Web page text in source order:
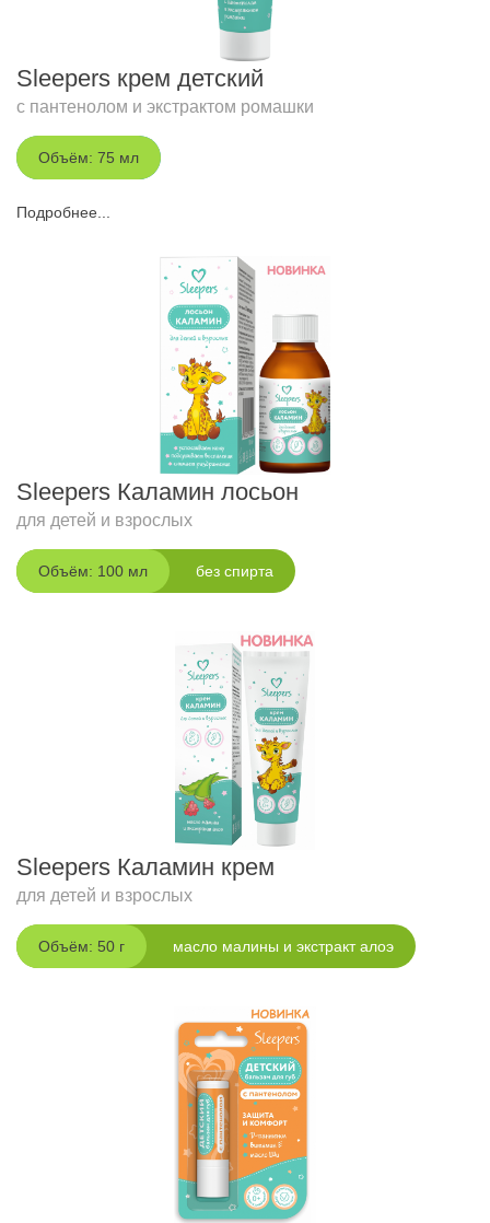
Sleepers крем детский
с пантенолом и экстрактом ромашки
Объём: 75 мл
Подробнее...
Sleepers Каламин лосьон
для детей и взрослых
Объём: 100 мл без спирта
Sleepers Каламин крем
для детей и взрослых
Объём: 50 г масло малины и экстракт алоэ